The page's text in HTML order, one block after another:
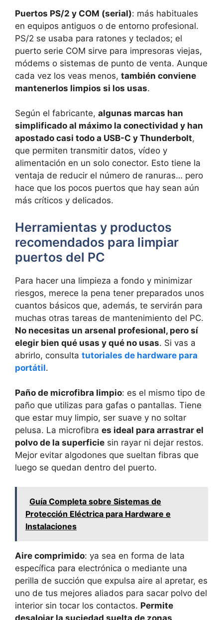
Puertos PS/2 y COM (serial): más habituales
en equipos antiguos o de entorno profesional.
PS/2 se usaba para ratones y teclados; el
puerto serie COM sirve para impresoras viejas,
módems o sistemas de punto de venta. Aunque
cada vez los veas menos, también conviene
mantenerlos limpios si los usas.
Según el fabricante, algunas marcas han
simplificado al máximo la conectividad y han
apostado casi todo a USB-C y Thunderbolt,
que permiten transmitir datos, vídeo y
alimentación en un solo conector. Esto tiene la
ventaja de reducir el número de ranuras… pero
hace que los pocos puertos que hay sean aún
más críticos y delicados.
Herramientas y productos
recomendados para limpiar
puertos del PC
Para hacer una limpieza a fondo y minimizar
riesgos, merece la pena tener preparados unos
cuantos básicos que, además, te servirán para
muchas otras tareas de mantenimiento del PC.
No necesitas un arsenal profesional, pero sí
elegir bien qué usas y qué no usas. Si vas a
abrirlo, consulta tutoriales de hardware para
portátil.
Paño de microfibra limpio: es el mismo tipo de
paño que utilizas para gafas o pantallas. Tiene
que estar muy limpio, ser suave y no soltar
pelusa. La microfibra es ideal para arrastrar el
polvo de la superficie sin rayar ni dejar restos.
Mejor evitar algodones que sueltan fibras que
luego se quedan dentro del puerto.
Guía Completa sobre Sistemas de
Protección Eléctrica para Hardware e
Instalaciones
Aire comprimido: ya sea en forma de lata
específica para electrónica o mediante una
perilla de succión que expulsa aire al apretar, es
uno de tus mejores aliados para sacar polvo del
interior sin tocar los contactos. Permite
desalojar la suciedad suelta de zonas